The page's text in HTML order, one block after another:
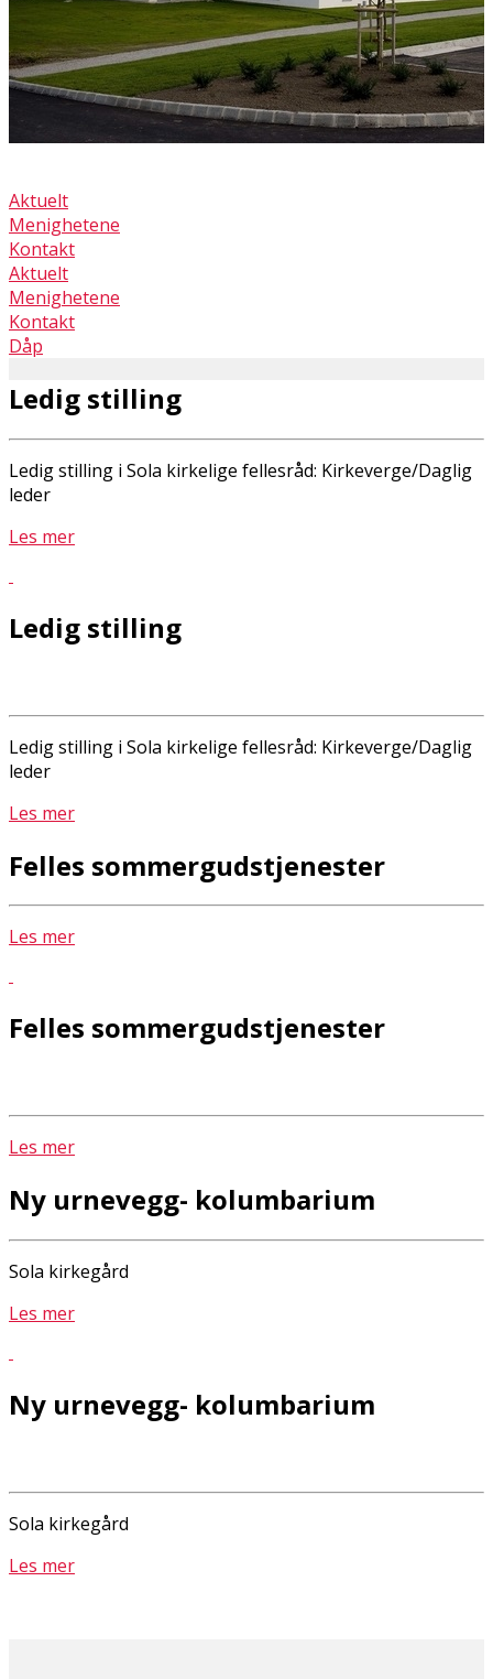
Aktuelt
Menighetene
Kontakt
Aktuelt
Menighetene
Kontakt
Dåp
Ledig stilling
Ledig stilling i Sola kirkelige fellesråd: Kirkeverge/Daglig
leder
Les mer
Ledig stilling
Ledig stilling i Sola kirkelige fellesråd: Kirkeverge/Daglig
leder
Les mer
Felles sommergudstjenester
Les mer
Felles sommergudstjenester
Les mer
Ny urnevegg- kolumbarium
Sola kirkegård
Les mer
Ny urnevegg- kolumbarium
Sola kirkegård
Les mer